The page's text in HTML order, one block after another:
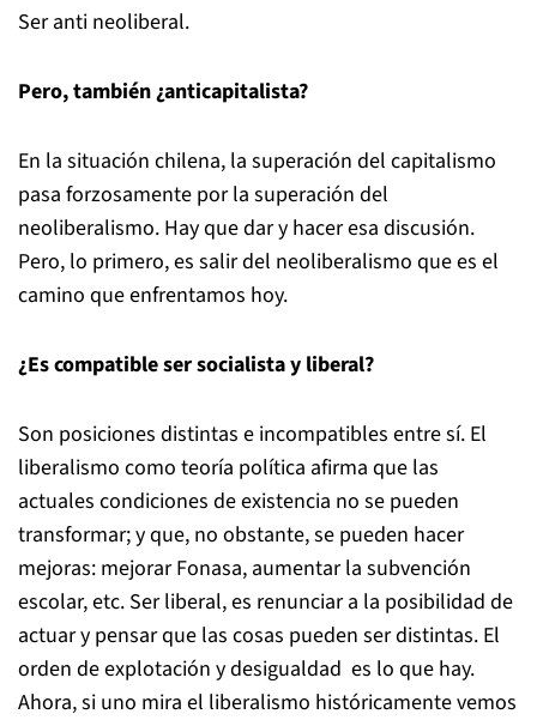
Ser anti neoliberal.
Pero, también ¿anticapitalista?
En la situación chilena, la superación del capitalismo
pasa forzosamente por la superación del
neoliberalismo. Hay que dar y hacer esa discusión.
Pero, lo primero, es salir del neoliberalismo que es el
camino que enfrentamos hoy.
¿Es compatible ser socialista y liberal?
Son posiciones distintas e incompatibles entre sí. El
liberalismo como teoría política afirma que las
actuales condiciones de existencia no se pueden
transformar; y que, no obstante, se pueden hacer
mejoras: mejorar Fonasa, aumentar la subvención
escolar, etc. Ser liberal, es renunciar a la posibilidad de
actuar y pensar que las cosas pueden ser distintas. El
orden de explotación y desigualdad es lo que hay.
Ahora, si uno mira el liberalismo históricamente vemos